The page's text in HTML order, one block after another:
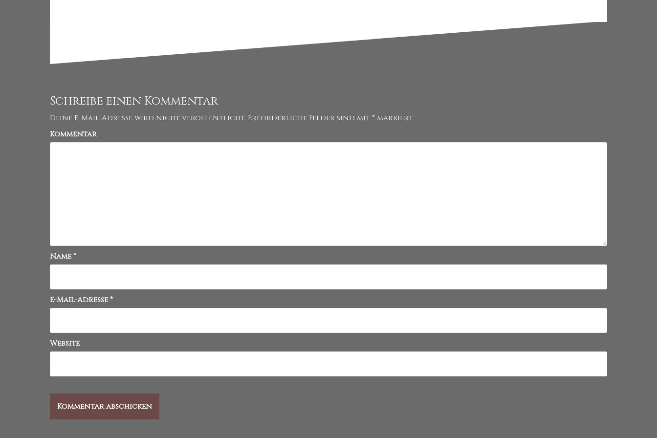
Schreibe einen Kommentar
Deine E-Mail-Adresse wird nicht veröffentlicht. Erforderliche Felder sind mit*markiert
Kommentar
Name*
E-Mail-Adresse*
Website